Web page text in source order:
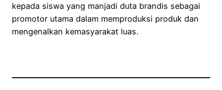
kepada siswa yang manjadi duta brandis sebagai
promotor utama dalam memproduksi produk dan
mengenalkan kemasyarakat luas.